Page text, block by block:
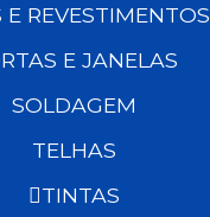
E REVESTIMENTOS
E JANELAS
SOLDAGEM
TELHAS
TINTAS